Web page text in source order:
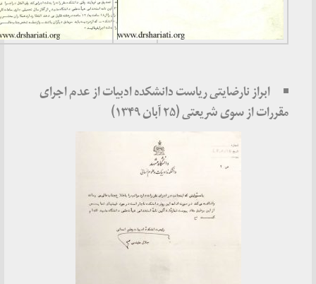
ابراز نارضایتی ریاست دانشکده ادبیات از عدم اجرای
مقررات از سوی شریعتی (۲۵ آبان ۱۳۴۹)